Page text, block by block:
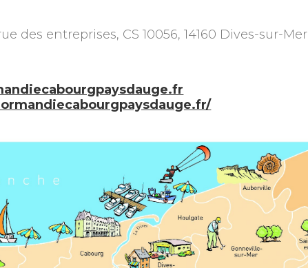
des entreprises, CS 10056, 14160 Dives-sur-Mer